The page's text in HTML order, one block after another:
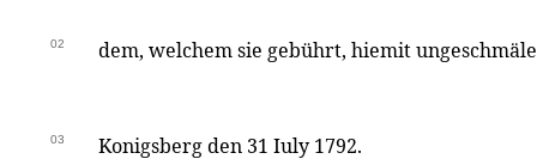
02 dem, welchem sie gebührt, hiemit
03 Konigsberg den 31 Iuly 1792.